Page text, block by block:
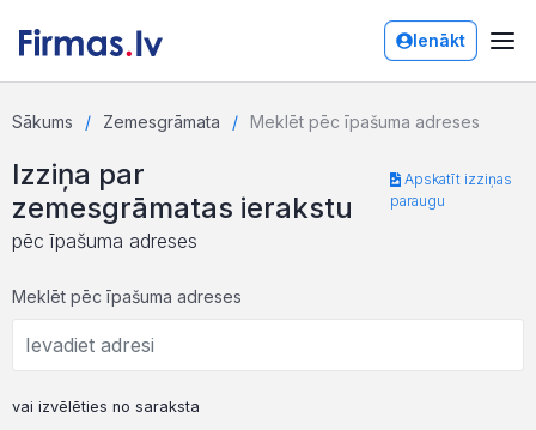
Ienākt
Sākums Zemesgrāmata Meklēt pēc īpašuma adreses
Izziņa par
zemesgrāmatas ierakstu
pēc īpašuma adreses
Apskatīt izziņas
paraugu
Meklēt pēc īpašuma adreses
vai izvēlēties no saraksta